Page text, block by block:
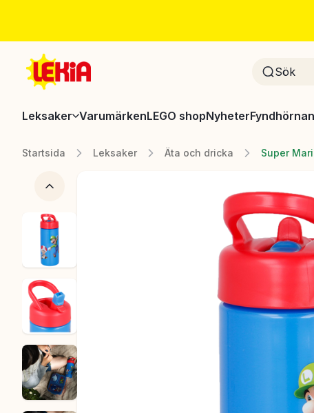
Leksaker VarumärkenLEGO shopNyheterFyndhörnan
Startsida Leksaker Äta och dricka Super